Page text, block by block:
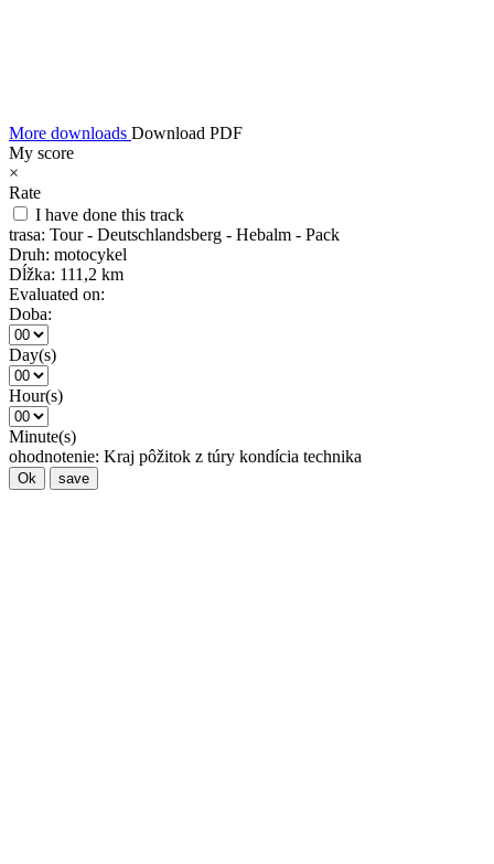
More downloads Download PDF
My score
×
Rate
I have done this track
trasa: Tour - Deutschlandsberg - Hebalm - Pack
Druh: motocykel
Dĺžka: 111,2 km
Evaluated on:
Doba:
Day(s)
Hour(s)
Minute(s)
ohodnotenie: Kraj pôžitok z túry kondícia technika
Ok save